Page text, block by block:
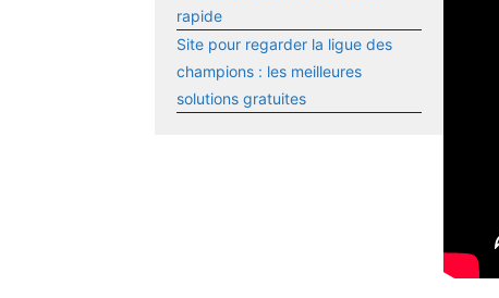
rapide
Site pour regarder la ligue des
champions : les meilleures
solutions gratuites